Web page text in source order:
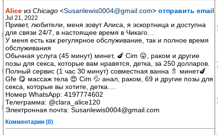
Alice из Chicago <Susanlewis0004@gmail.com> отправить email
Jul 21, 2022
Привет, любители, меня зовут Алиса, я эскортница и доступна
для связи 24/7, в настоящее время в Чикаго…
У меня есть как регулярное обслуживание, так и полное время
обслуживания
Обычная услуга (45 минут) минет, 🍆 Cim 😛, раком и другие
позы для секса, которые вам нравятся, детка, за 250 долларов.
Полный сервис (1 час 30 минут) совместная ванна 🚿 минет🍆
Gfe 😋 массаж тела 😍 Cim 💦 анал, раком, 69 и другие позы для
секса, которые вы хотите, детка….
Номер WhatsApp: 4197774602
Телеграмма: @clara_alice120
Электронная почта: Susanlewis0004@gmail.com
Комментарии (0)